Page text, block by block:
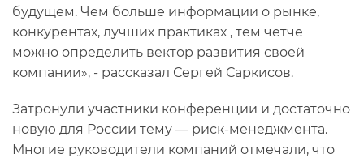
будущем. Чем больше информации о рынке,
конкурентах, лучших практиках , тем четче
можно определить вектор развития своей
компании», - рассказал Сергей Саркисов.
Затронули участники конференции и достаточно
новую для России тему — риск-менеджмента.
Многие руководители компаний отмечали, что